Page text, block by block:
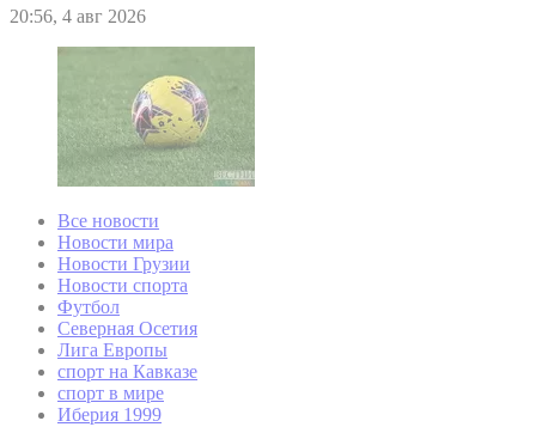
20:56, 4 авг 2026
Все новости
Новости мира
Новости Грузии
Новости спорта
Футбол
Северная Осетия
Лига Европы
спорт на Кавказе
спорт в мире
Иберия 1999